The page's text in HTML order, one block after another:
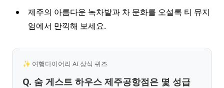
제주의 아름다운 녹차밭과 차 문화를 오설록 티 뮤지
엄에서 만끽해 보세요.
✨ 여행다이어리 AI 상식 퀴즈
Q. 숨 게스트 하우스 제주공항점은 몇 성급